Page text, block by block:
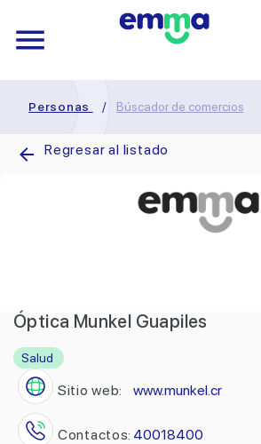
Personas / Búscador de comercios
Regresar al listado
Óptica Munkel Guapiles
Salud
Sitio web: www.munkel.cr
Contactos: 40018400